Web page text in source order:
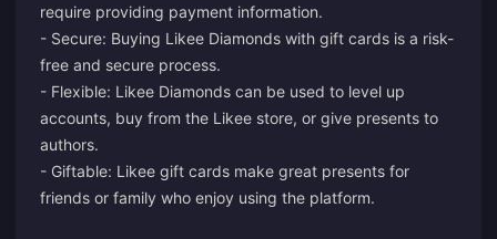
require providing payment information.
- Secure: Buying Likee Diamonds with gift cards is a risk-
free and secure process.
- Flexible: Likee Diamonds can be used to level up
accounts, buy from the Likee store, or give presents to
authors.
- Giftable: Likee gift cards make great presents for
friends or family who enjoy using the platform.